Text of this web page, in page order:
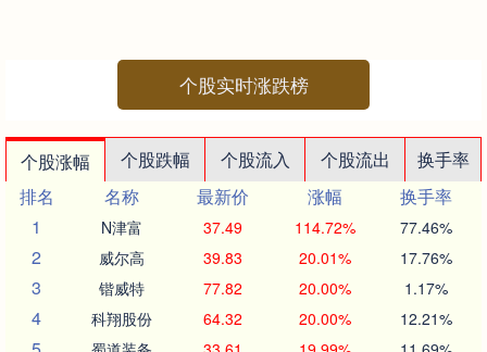
个股实时涨跌榜
个股涨幅 个股跌幅 个股流入 个股流出
换手率
排名
名称 最新价 涨幅
换手率
1
N津富 37.49 114.72% 77.46%
2 威尔高 39.83 20.01% 17.76%
3 锴威特 77.82 20.00% 1.17%
4 科翔股份 64.32 20.00% 12.21%